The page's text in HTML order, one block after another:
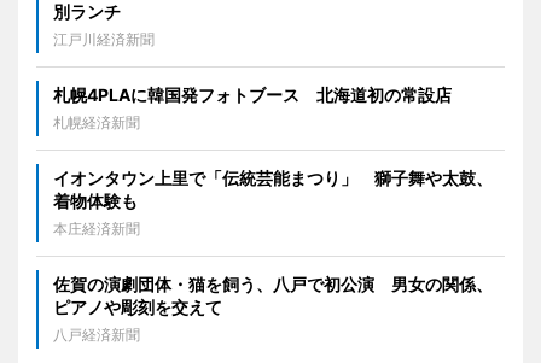
別ランチ
江戸川経済新聞
札幌4PLAに韓国発フォトブース 北海道初の常設店
札幌経済新聞
イオンタウン上里で「伝統芸能まつり」 獅子舞や太鼓、
着物体験も
本庄経済新聞
佐賀の演劇団体・猫を飼う、八戸で初公演 男女の関係、
ピアノや彫刻を交えて
八戸経済新聞